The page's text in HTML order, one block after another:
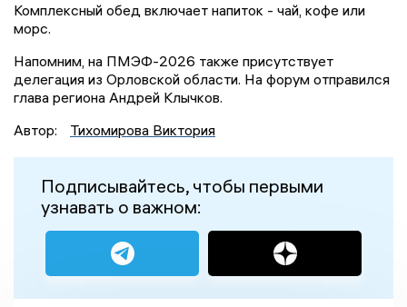
Комплексный обед включает напиток - чай, кофе или
морс.
Напомним, на ПМЭФ-2026 также присутствует
делегация из Орловской области. На форум отправился
глава региона Андрей Клычков.
Автор:
Тихомирова Виктория
Подписывайтесь, чтобы первыми
узнавать о важном: